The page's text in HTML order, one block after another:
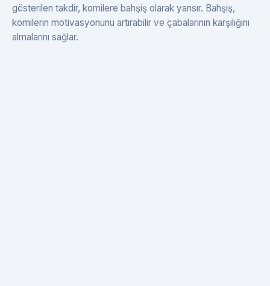
gösterilen takdir, komilere bahşiş olarak yansır. Bahşiş,
komilerin motivasyonunu artırabilir ve çabalarının karşılığını
almalarını sağlar.